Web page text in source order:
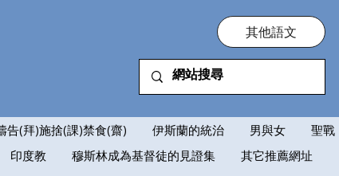
其他語文
告(拜)施捨(課)禁食(齋) 伊斯蘭的統治 男與女
聖戰
印度教 穆斯林成為基督徒的見證集
其它推薦網址